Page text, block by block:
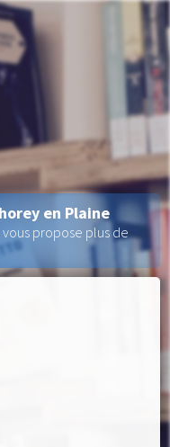
en Plaine
propose plus de